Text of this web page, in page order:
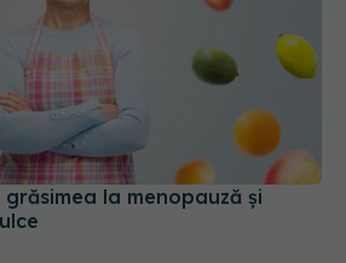
la menopauză și